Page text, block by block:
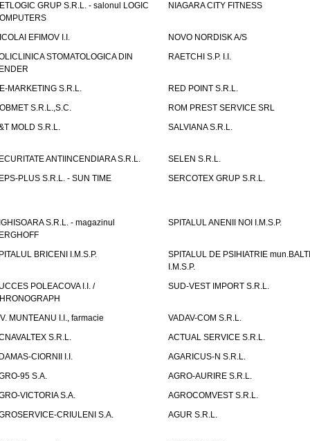
GRUP S.R.L. - salonul LOGIC
NIAGARA CITY FITNESS
EFIMOV I.I.
NOVO NORDISK A/S
STOMATOLOGICA DIN
RAETCHI S.P. I.I.
MARKETING S.R.L.
RED POINT S.R.L.
S.R.L.,S.C.
ROM PREST SERVICE SRL
MOLD S.R.L.
SALVIANA S.R.L.
ANTIINCENDIARA S.R.L.
SELEN S.R.L.
PLUS S.R.L. - SUN TIME
SERCOTEX GRUP S.R.L.
S.R.L. - magazinul
SPITALUL ANENII NOI I.M.S.P.
BRICENI I.M.S.P.
SPITALUL DE PSIHIATRIE mun.BALTI
I.M.S.P.
POLEACOVA I.I. /
SUD-VEST IMPORT S.R.L.
MUNTEANU I.I., farmacie
VADAV-COM S.R.L.
S.R.L.
ACTUAL SERVICE S.R.L.
CIORNII I.I.
AGARICUS-N S.R.L.
95 S.A.
AGRO-AURIRE S.R.L.
VICTORIA S.A.
AGROCOMVEST S.R.L.
CRIULENI S.A.
AGUR S.R.L.